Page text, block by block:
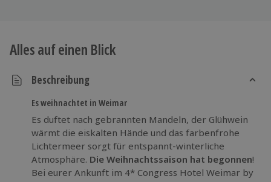
Alles auf einen Blick
Beschreibung
Es weihnachtet in Weimar
Es duftet nach gebrannten Mandeln, der Glühwein
wärmt die eiskalten Hände und das farbenfrohe
Lichtermeer sorgt für entspannt-winterliche
Atmosphäre. Die Weihnachtssaison hat begonnen!
Bei eurer Ankunft im 4* Congress Hotel Weimar by